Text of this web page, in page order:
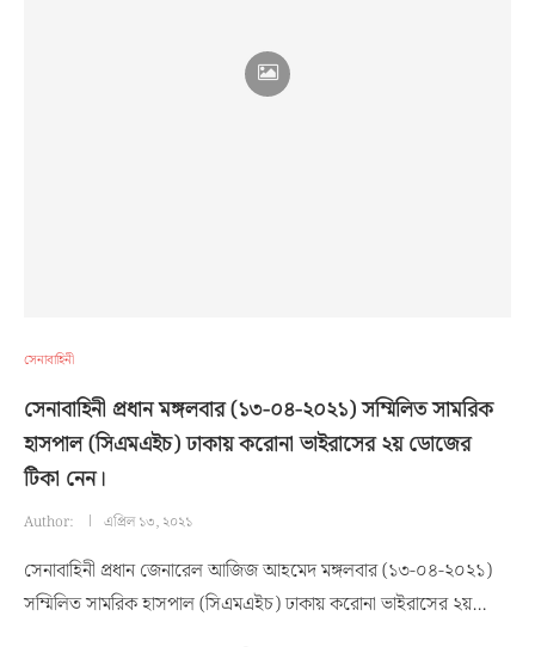
সেনাবাহিনী
সেনাবাহিনী প্রধান মঙ্গলবার (১৩-০৪-২০২১) সম্মিলিত সামরিক
হাসপাল (সিএমএইচ) ঢাকায় করোনা ভাইরাসের ২য় ডোজের
টিকা নেন।
Author: এপ্রিল ১৩, ২০২১
সেনাবাহিনী প্রধান জেনারেল আজিজ আহমেদ মঙ্গলবার (১৩-০৪-২০২১)
সম্মিলিত সামরিক হাসপাল (সিএমএইচ) ঢাকায় করোনা ভাইরাসের ২য়…